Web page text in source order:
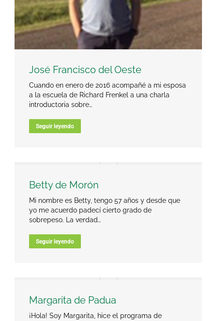
José Francisco del Oeste
Cuando en enero de 2016 acompañé a mi esposa
a la escuela de Richard Frenkel a una charla
introductoria sobre…
Seguir leyendo
Betty de Morón
Mi nombre es Betty, tengo 57 años y desde que
yo me acuerdo padecí cierto grado de
sobrepeso. La verdad…
Seguir leyendo
Margarita de Padua
¡Hola! Soy Margarita, hice el programa de